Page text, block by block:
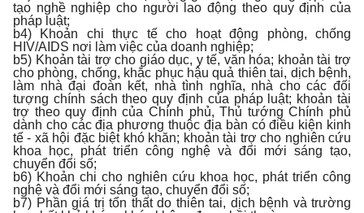
tạo nghề nghiệp cho người lao động theo quy định của
pháp luật;
b4) Khoản chi thực tế cho hoạt động phòng, chống
HIV/AIDS nơi làm việc của doanh nghiệp;
b5) Khoản tài trợ cho giáo dục, y tế, văn hóa; khoản tài trợ
cho phòng, chống, khắc phục hậu quả thiên tai, dịch bệnh,
làm nhà đại đoàn kết, nhà tình nghĩa, nhà cho các đối
tượng chính sách theo quy định của pháp luật; khoản tài
trợ theo quy định của Chính phủ, Thủ tướng Chính phủ
dành cho các địa phương thuộc địa bàn có điều kiện kinh
tế - xã hội đặc biệt khó khăn; khoản tài trợ cho nghiên cứu
khoa học, phát triển công nghệ và đổi mới sáng tạo,
chuyển đổi số;
b6) Khoản chi cho nghiên cứu khoa học, phát triển công
nghệ và đổi mới sáng tạo, chuyển đổi số;
b7) Phần giá trị tổn thất do thiên tai, dịch bệnh và trường